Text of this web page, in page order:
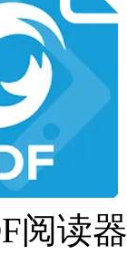
阅读器